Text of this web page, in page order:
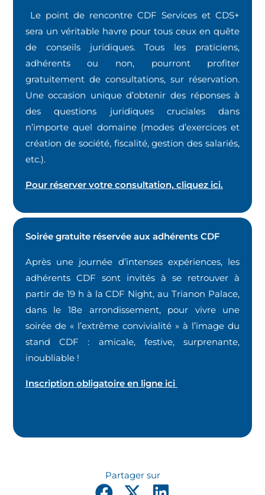
Le point de rencontre CDF Services et CDS+
sera un véritable havre pour tous ceux en quête
de conseils juridiques. Tous les praticiens,
adhérents ou non, pourront profiter
gratuitement de consultations, sur réservation.
Une occasion unique d’obtenir des réponses à
des questions juridiques cruciales dans
n’importe quel domaine (modes d’exercices et
création de société, fiscalité, gestion des salariés,
etc.).
Pour réserver votre consultation, cliquez ici.
Soirée gratuite réservée aux adhérents CDF
Après une journée d’intenses expériences, les
adhérents CDF sont invités à se retrouver à
partir de 19 h à la CDF Night, au Trianon Palace,
dans le 18e arrondissement, pour vivre une
soirée de « l’extrême convivialité » à l’image du
stand CDF : amicale, festive, surprenante,
inoubliable !
Inscription obligatoire en ligne ici